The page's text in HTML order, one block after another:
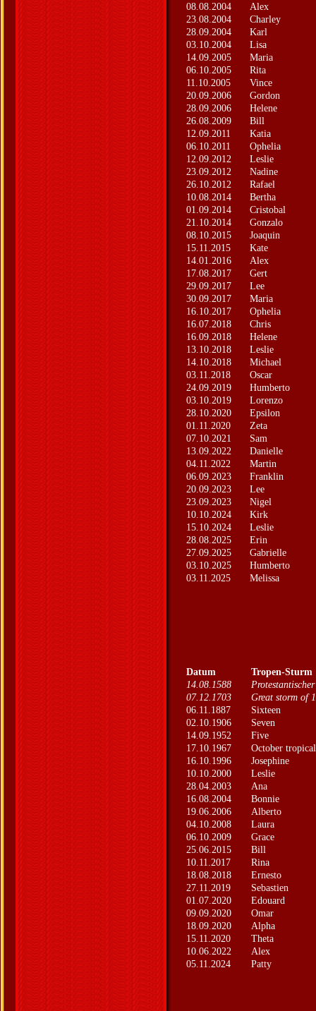
08.08.2004
Alex
23.08.2004
Charley
28.09.2004
Karl
03.10.2004
Lisa
14.09.2005
Maria
06.10.2005
Rita
11.10.2005
Vince
20.09.2006
Gordon
28.09.2006
Helene
26.08.2009
Bill
12.09.2011
Katia
06.10.2011
Ophelia
12.09.2012
Leslie
23.09.2012
Nadine
26.10.2012
Rafael
10.08.2014
Bertha
01.09.2014
Cristobal
21.10.2014
Gonzalo
08.10.2015
Joaquin
15.11.2015
Kate
14.01.2016
Alex
17.08.2017
Gert
29.09.2017
Lee
30.09.2017
Maria
16.10.2017
Ophelia
16.07.2018
Chris
16.09.2018
Helene
13.10.2018
Leslie
14.10.2018
Michael
03.11.2018
Oscar
24.09.2019
Humberto
03.10.2019
Lorenzo
28.10.2020
Epsilon
01.11.2020
Zeta
07.10.2021
Sam
13.09.2022
Danielle
04.11.2022
Martin
06.09.2023
Franklin
20.09.2023
Lee
23.09.2023
Nigel
10.10.2024
Kirk
15.10.2024
Leslie
28.08.2025
Erin
27.09.2025
Gabrielle
03.10.2025
Humberto
03.11.2025
Melissa
Datum
Tropen-Sturm
14.08.1588
07.12.1703
Great storm of
06.11.1887
Sixteen
02.10.1906
Seven
14.09.1952
Five
17.10.1967
October
16.10.1996
Josephine
10.10.2000
Leslie
28.04.2003
Ana
16.08.2004
Bonnie
19.06.2006
Alberto
04.10.2008
Laura
06.10.2009
Grace
25.06.2015
Bill
10.11.2017
Rina
18.08.2018
Ernesto
27.11.2019
Sebastien
01.07.2020
Edouard
09.09.2020
Omar
18.09.2020
Alpha
15.11.2020
Theta
10.06.2022
Alex
05.11.2024
Patty